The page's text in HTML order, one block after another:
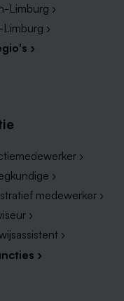
Limburg ›
›
›
›
›
medewerker ›
›
›
›